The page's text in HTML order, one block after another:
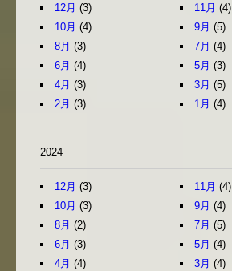
12月 (3) 11月 (4)
10月 (4) 9月 (5)
8月 (3) 7月 (4)
6月 (4) 5月 (3)
4月 (3) 3月 (5)
2月 (3) 1月 (4)
2024
12月 (3) 11月 (4)
10月 (3) 9月 (4)
8月 (2) 7月 (5)
6月 (3) 5月 (4)
4月 (4) 3月 (4)